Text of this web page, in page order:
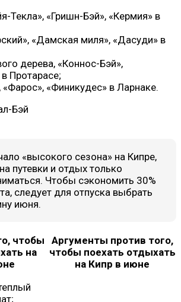
Текла», «Гришн-Бэй», «Кермия» в
«Дамская миля», «Дасуди» в
дерева, «Коннос-Бэй»,
Протарасе;
«Фарос», «Финикудес» в Ларнаке.
«высокого сезона» на Кипре,
путевки и отдых только
Чтобы сэкономить 30%
следует для отпуска выбрать
июня.
чтобы
на
Аргументы против того,
чтобы поехать отдыхать
на Кипр в июне